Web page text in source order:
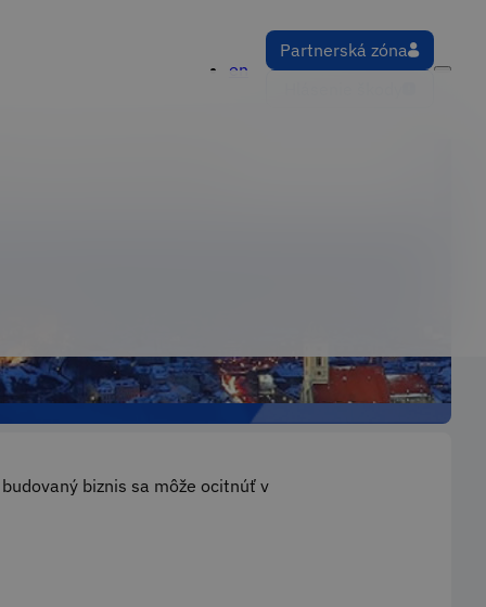
en
Partnerská zóna
podceňujú?
biznis sa môže ocitnúť v